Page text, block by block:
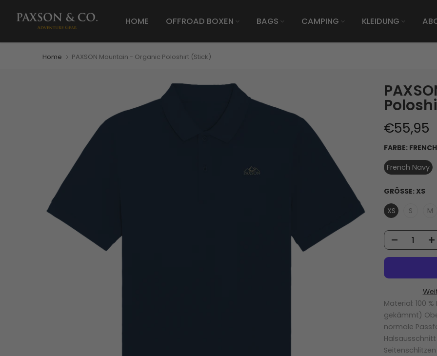
HOME OFFROAD BOXEN BAGS CAMPING KLEIDUNG
Home PAXSON Mountain - Organic Poloshirt (Stick)
€55,95
FARBE:
French Navy
GRÖSSE: XS
XS
S M
Material: 100
gekämmt)
normale